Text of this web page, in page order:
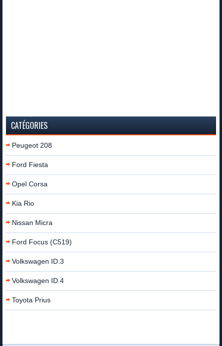
CATÉGORIES
Peugeot 208
Ford Fiesta
Opel Corsa
Kia Rio
Nissan Micra
Ford Focus (C519)
Volkswagen ID.3
Volkswagen ID.4
Toyota Prius